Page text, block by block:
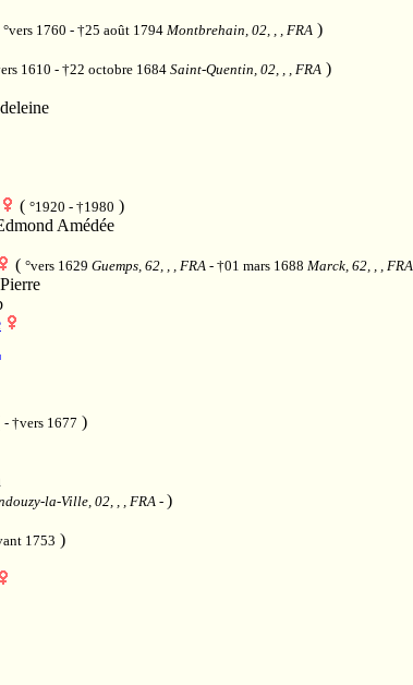
°vers 1760 - †25 août 1794 Montbrehain, 02, , , FRA )
1610 - †22 octobre 1684 Saint-Quentin, 02, , , FRA )
( °1920 - †1980 )
Amédée
( °vers 1629 Guemps, 62, , , FRA - †01 mars 1688 Marck, 62, , , FRA
- †vers 1677 )
la-Ville, 02, , , FRA - )
1753 )